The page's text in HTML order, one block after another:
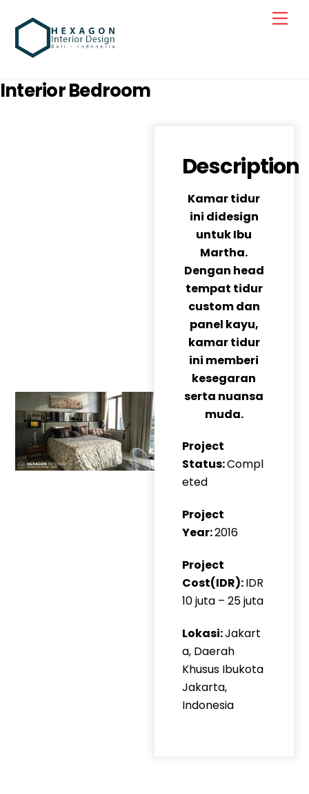
content
Interior Bedroom
Description
Kamar tidur
ini didesign
untuk Ibu
Martha.
Dengan head
tempat tidur
custom dan
panel kayu,
kamar tidur
ini memberi
kesegaran
serta nuansa
muda.
Project
Status:Compl
eted
Project
Year:2016
Project
Cost(IDR):IDR
10 juta – 25 juta
Lokasi:Jakart
a, Daerah
Khusus Ibukota
Jakarta,
Indonesia